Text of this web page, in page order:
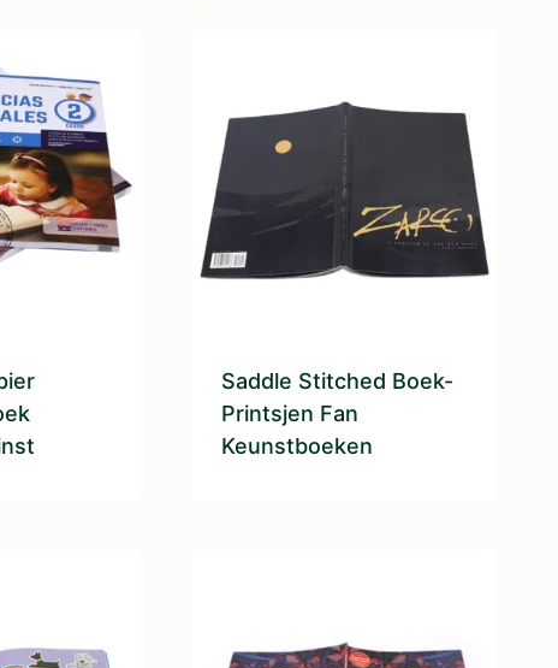
Saddle Stitched Boek-
Printsjen Fan
Keunstboeken